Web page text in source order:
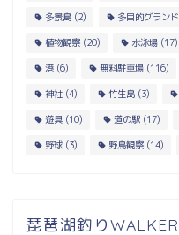
多景島 (2) 多目的グランド
植物観察 (20) 水泳場 (17)
港 (6) 無料駐車場 (116)
神社 (4) 竹生島 (3)
遊具 (10) 道の駅 (17)
野球 (3) 野鳥観察 (14)
琵琶湖釣りWALKER